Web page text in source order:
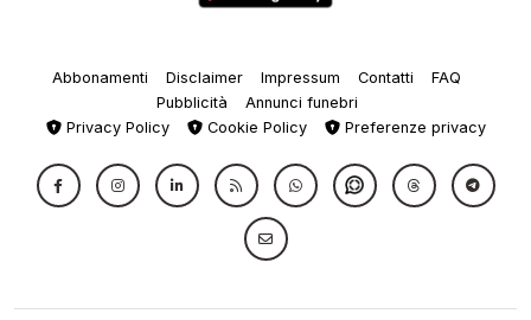
Abbonamenti Disclaimer Impressum Contatti
FAQ
Pubblicità
Annunci funebri
Privacy Policy
Cookie Policy Preferenze privacy